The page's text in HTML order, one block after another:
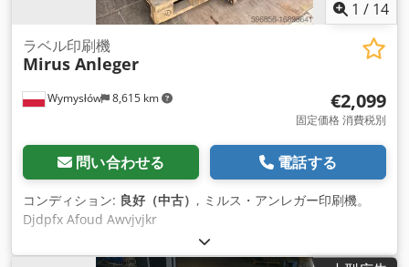
1 / 14
Wymysłów 8,615 km
ラベル印刷機
Mirus Anleger
€2,099
固定価格 消費税別
問い合わせる 電話する
コンディション: 良好（中古） , ミルス・アンレガー印刷機。
Djdpfx Afoud Awvjvjkr